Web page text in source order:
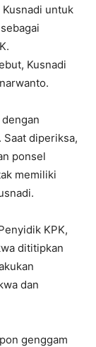
untuk
Kusnadi
diperiksa,
ponsel
memiliki
KPK,
dititipkan
dan
genggam